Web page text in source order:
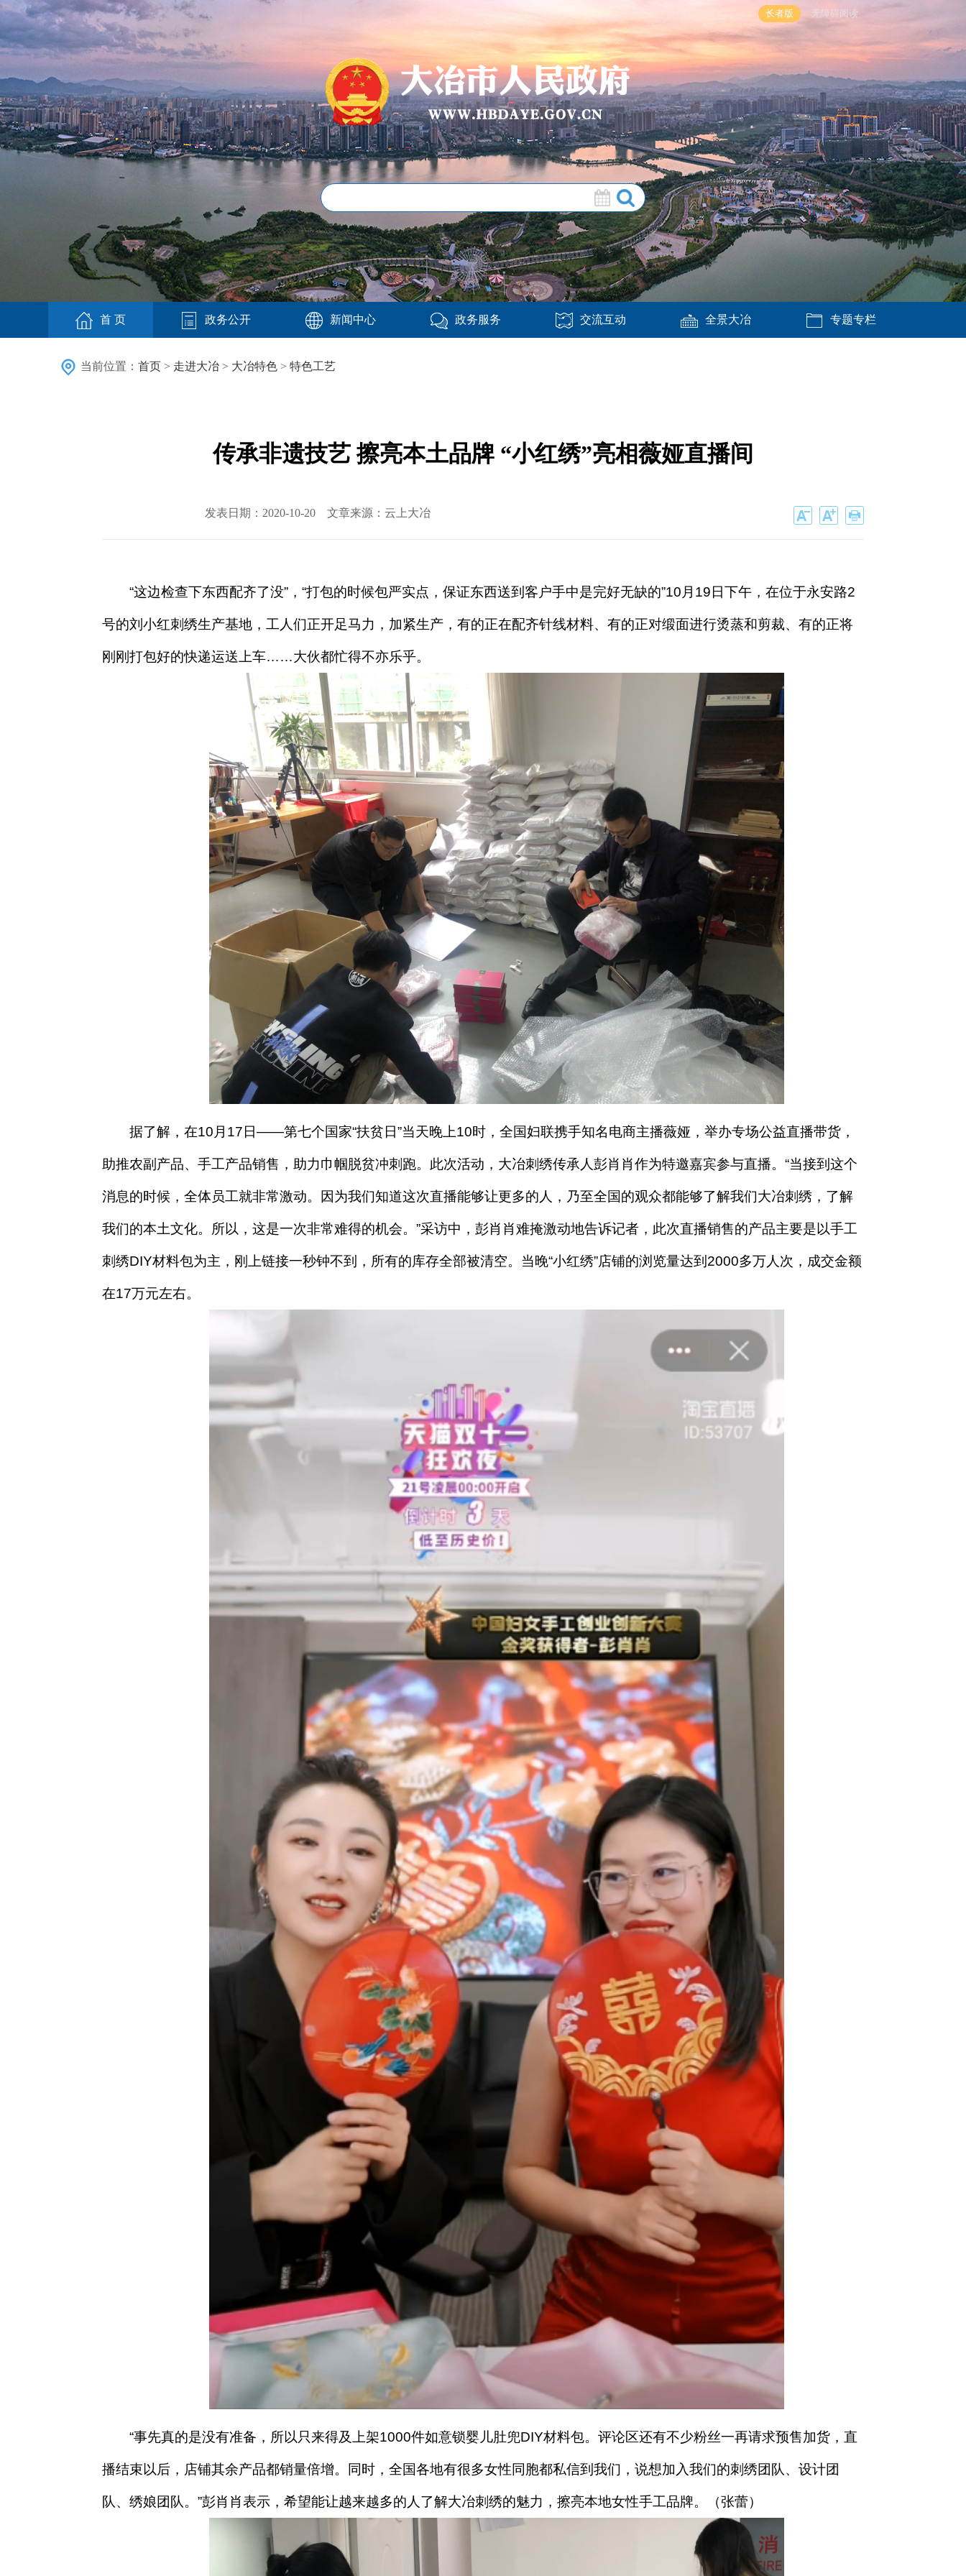
长者版 无障碍阅读
首 页 政务公开 新闻中心 政务服务 交流互动 全景大冶 专题专栏
当前位置： 首页 > 走进大冶 > 大冶特色 > 特色工艺
传承非遗技艺 擦亮本土品牌 “小红绣”亮相薇娅直播间
发表日期：2020-10-20 文章来源：云上大冶
“这边检查下东西配齐了没”，“打包的时候包严实点，保证东西送到客户手中是完好无缺的”10月19日下午，在位于永安路2
号的刘小红刺绣生产基地，工人们正开足马力，加紧生产，有的正在配齐针线材料、有的正对缎面进行烫蒸和剪裁、有的正将
刚刚打包好的快递运送上车……大伙都忙得不亦乐乎。
据了解，在10月17日——第七个国家“扶贫日”当天晚上10时，全国妇联携手知名电商主播薇娅，举办专场公益直播带货，
助推农副产品、手工产品销售，助力巾帼脱贫冲刺跑。此次活动，大冶刺绣传承人彭肖肖作为特邀嘉宾参与直播。“当接到这个
消息的时候，全体员工就非常激动。因为我们知道这次直播能够让更多的人，乃至全国的观众都能够了解我们大冶刺绣，了解
我们的本土文化。所以，这是一次非常难得的机会。”采访中，彭肖肖难掩激动地告诉记者，此次直播销售的产品主要是以手工
刺绣DIY材料包为主，刚上链接一秒钟不到，所有的库存全部被清空。当晚“小红绣”店铺的浏览量达到2000多万人次，成交金额
在17万元左右。
“事先真的是没有准备，所以只来得及上架1000件如意锁婴儿肚兜DIY材料包。评论区还有不少粉丝一再请求预售加货，直
播结束以后，店铺其余产品都销量倍增。同时，全国各地有很多女性同胞都私信到我们，说想加入我们的刺绣团队、设计团
队、绣娘团队。”彭肖肖表示，希望能让越来越多的人了解大冶刺绣的魅力，擦亮本地女性手工品牌。 （张蕾）